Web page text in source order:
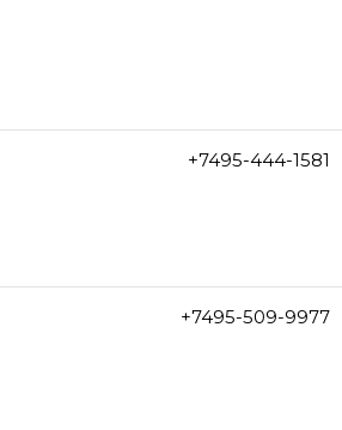
+7495-444-1581
+7495-509-9977